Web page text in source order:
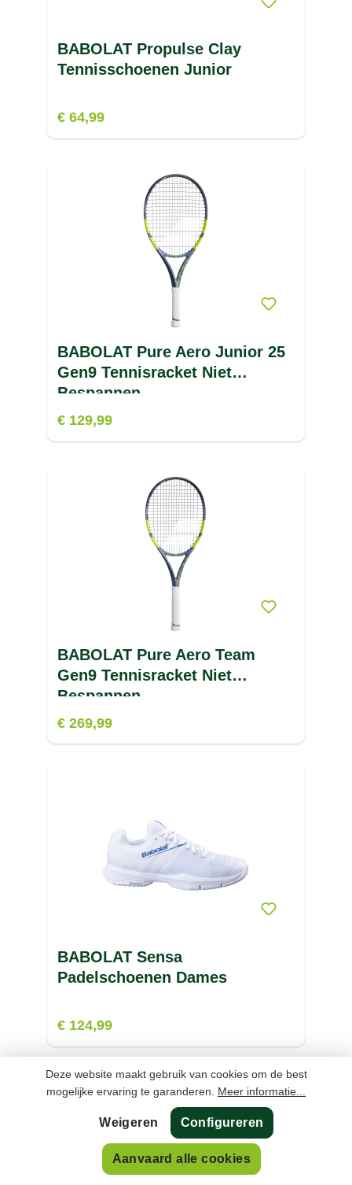
BABOLAT Propulse Clay
Tennisschoenen Junior
€ 64,99
BABOLAT Pure Aero Junior 25
Gen9 Tennisracket Niet
Bespannen
€ 129,99
BABOLAT Pure Aero Team
Gen9 Tennisracket Niet
Bespannen
€ 269,99
BABOLAT Sensa
Padelschoenen Dames
€ 124,99
%
Deze website maakt gebruik van cookies om de best
mogelijke ervaring te garanderen. Meer informatie...
Weigeren Configureren
Aanvaard alle cookies